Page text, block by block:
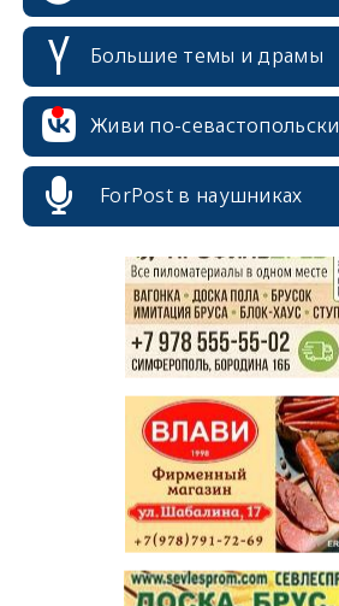
Большие темы и драмы
Живи по-севастопольски
ForPost в наушниках